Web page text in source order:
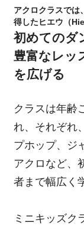
アクロクラスでは
得したヒエウ（
初めてのダ
豊富なレッ
を広げる
クラスは年齢
れ、それぞれ
プホップ、ジ
アクロなど、
者まで幅広く
ミニキッズク